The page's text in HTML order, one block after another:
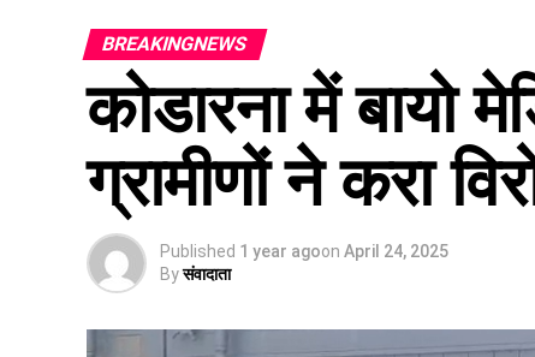
BREAKINGNEWS
कोडारना में बायो
ग्रामीणों ने करा
Published 1 year agoon April 24, 2025
Byसंवादाता